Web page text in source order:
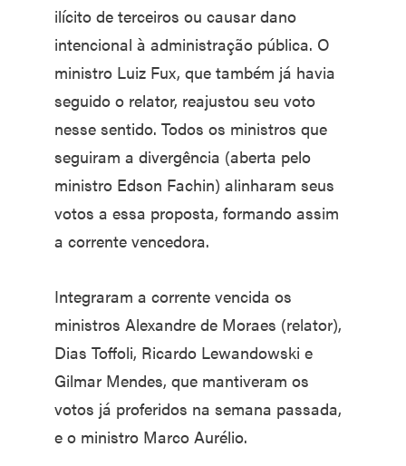
ilícito de terceiros ou causar dano
intencional à administração pública. O
ministro Luiz Fux, que também já havia
seguido o relator, reajustou seu voto
nesse sentido. Todos os ministros que
seguiram a divergência (aberta pelo
ministro Edson Fachin) alinharam seus
votos a essa proposta, formando assim
a corrente vencedora.
Integraram a corrente vencida os
ministros Alexandre de Moraes (relator),
Dias Toffoli, Ricardo Lewandowski e
Gilmar Mendes, que mantiveram os
votos já proferidos na semana passada,
e o ministro Marco Aurélio.